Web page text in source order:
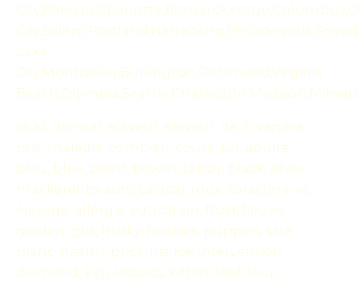
Lake
City,Montpelier,Burlington,Richmond,Virginia
chat, donner, eleveur, éleveur, de, à, vendre,
prix, maladie, combien, coute, un, adulte,
bleu, blue, point, brown, tabby, black, silver,
mackerel, beauty, caracal, roux, caractère, et,
élevage, allergie, education, froid, fleuve,
golden, gris, husky, huskies, puppies, sale,
blanc, health, price, iris, ice, intervention,
diamond, kijiji, lespacs, kitten, loof, loup,